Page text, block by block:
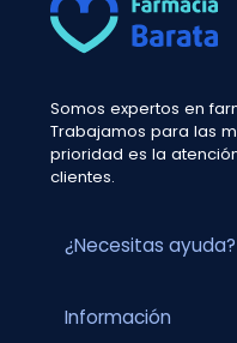
Somos expertos en
Trabajamos para las
prioridad es la
clientes.
¿Necesitas ayuda?
Información